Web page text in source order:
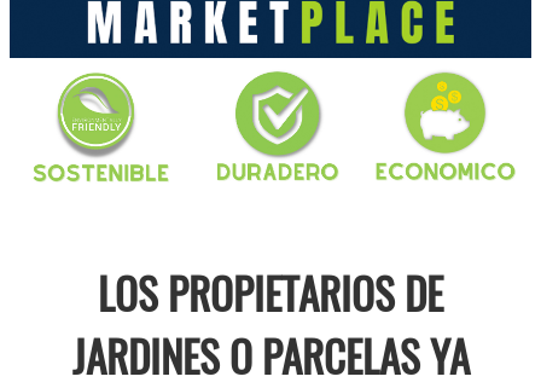
LOS PROPIETARIOS DE
JARDINES O PARCELAS YA